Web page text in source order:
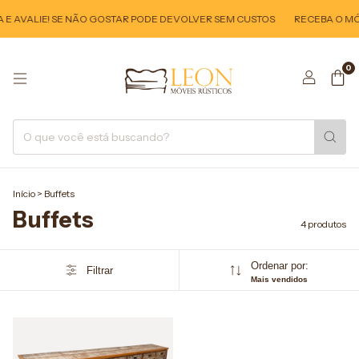
AVALIE! SE NÃO GOSTAR PODE DEVOLVER SEM CUSTOS RECEBA O
0
Início > Buffets
Buffets 4 produtos
Filtrar Ordenar por:
Mais vendidos